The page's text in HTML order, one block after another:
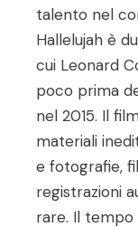
talento nel
Hallelujah è
cui Leonard
poco prima
nel 2015. Il
materiali
e fotografie,
registrazioni
rare. Il tempo